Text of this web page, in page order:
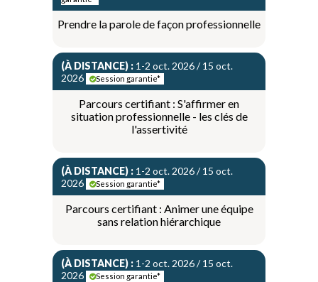
Prendre la parole de façon professionnelle
(À DISTANCE) : 1-2 oct. 2026 / 15 oct.
2026
Session garantie*
Parcours certifiant : S'affirmer en
situation professionnelle - les clés de
l'assertivité
(À DISTANCE) : 1-2 oct. 2026 / 15 oct.
2026
Session garantie*
Parcours certifiant : Animer une équipe
sans relation hiérarchique
(À DISTANCE) : 1-2 oct. 2026 / 15 oct.
2026
Session garantie*